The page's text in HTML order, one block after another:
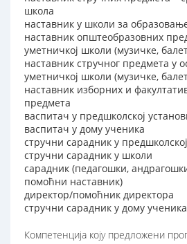
школа
наставник у школи за
наставник општеобразовних
уметничкој школи (музичке,
наставник стручног предмета у
уметничкој школи (музичке,
наставник изборних и
предмета
васпитач у предшколској
васпитач у дому ученика
стручни сарадник у
стручни сарадник у школи
сарадник (педагошки,
помоћни наставник)
директор/помоћник директора
стручни сарадник у дому ученика
Компетенција коју предложени